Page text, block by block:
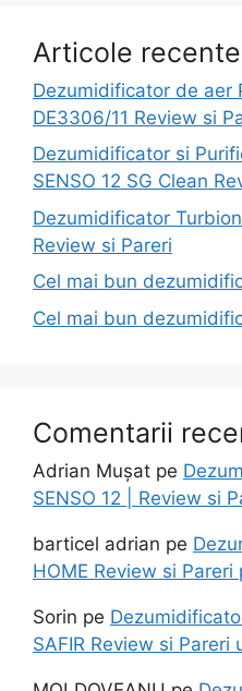
Articole recente
Dezumidificator de aer
DE3306/11 Review si
Dezumidificator si
SENSO 12 SG Clean
Dezumidificator
Review si Pareri
Cel mai bun
Cel mai bun
Comentarii
Adrian Mușat pe
SENSO 12 | Review si
barticel adrian pe
HOME Review si
Sorin pe
SAFIR Review si Pareri